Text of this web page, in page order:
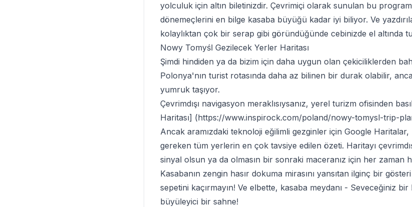
yolculuk için altın biletinizdir. Çevrimiçi olarak sunulan bu program,
dönemeçlerini en bilge kasaba büyüğü kadar iyi biliyor. Ve
kolaylıktan çok bir serap gibi göründüğünde cebinizde el altında
Nowy Tomyśl Gezilecek Yerler Haritası
Şimdi hindiden ya da bizim için daha uygun olan çekiciliklerden
Polonya'nın turist rotasında daha az bilinen bir durak olabilir,
yumruk taşıyor.
Çevrimdışı navigasyon meraklısıysanız, yerel turizm ofisinden
Haritası] (https://www.inspirock.com/poland/nowy-tomysl-trip-
Ancak aramızdaki teknoloji eğilimli gezginler için Google
gereken tüm yerlerin en çok tavsiye edilen özeti. Haritayı
sinyal olsun ya da olmasın bir sonraki maceranız için her zaman
Kasabanın zengin hasır dokuma mirasını yansıtan ilginç bir
sepetini kaçırmayın! Ve elbette, kasaba meydanı - Seveceğiniz
büyüleyici bir sahne!